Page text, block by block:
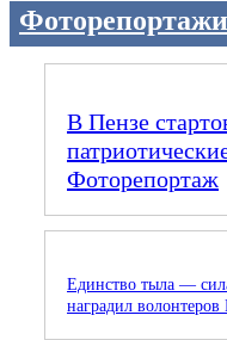
Фоторепортажи
В Пензе
Фоторепортаж
Единство тыла —
наградил волонтеров